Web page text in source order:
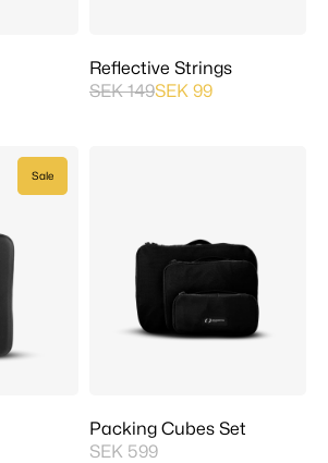
Reflective Strings
SEK 149SEK 99
Sale
Packing Cubes Set
SEK 599